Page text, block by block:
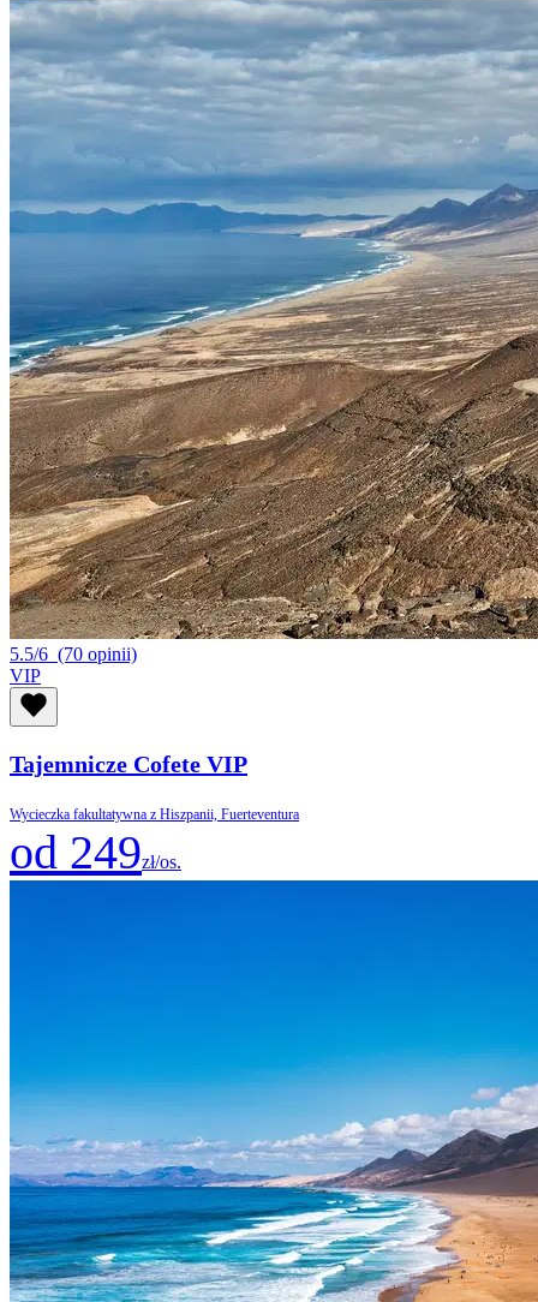
5.5/6 (70 opinii)
VIP
Tajemnicze Cofete VIP
Wycieczka fakultatywna z Hiszpanii, Fuerteventura
od 249zł/os.